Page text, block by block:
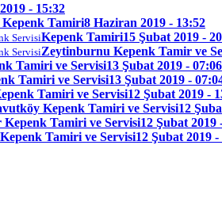
- 15:32
Kepenk Tamiri8 Haziran 2019 - 13:52
ServisiKepenk Tamiri15 Şubat 2019 -
ServisiZeytinburnu Kepenk Tamir ve
Tamiri ve Servisi13 Şubat 2019 - 07:06
Tamiri ve Servisi13 Şubat 2019 -
Tamiri ve Servisi12 Şubat 2019 -
Kepenk Tamiri ve Servisi12
Kepenk Tamiri ve Servisi12 Şubat 2019
Tamiri ve Servisi12 Şubat 2019 -